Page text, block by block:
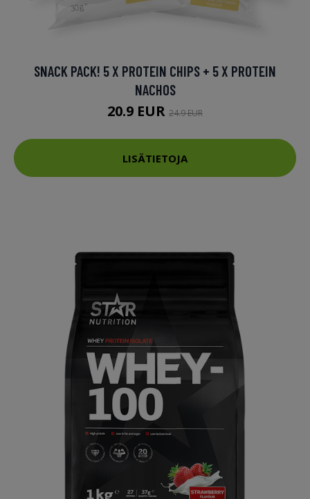
SNACK PACK! 5 X PROTEIN CHIPS + 5 X PROTEIN
NACHOS
20.9 EUR 24.9 EUR
LISÄTIETOJA